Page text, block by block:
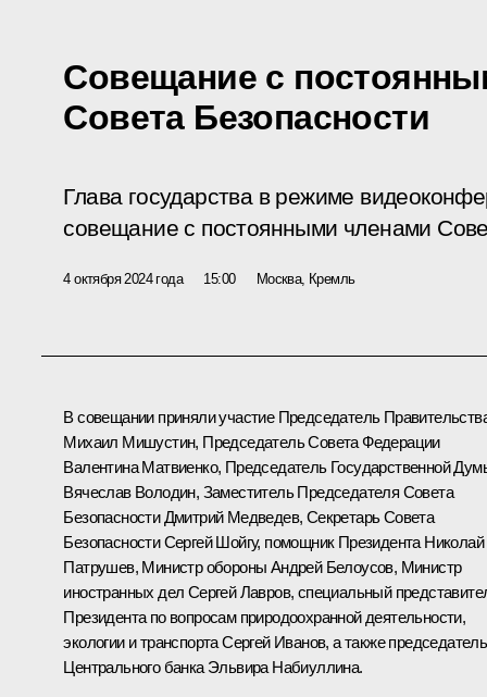
Совещание с
Совета Безопасности
Глава государства в режиме
совещание с постоянными членами
4 октября 2024 года 15:00 Москва, Кремль
В совещании приняли участие Председатель
Михаил Мишустин, Председатель Совета Федерации
Валентина Матвиенко, Председатель Государственной
Вячеслав Володин, Заместитель Председателя Совета
БезопасностиДмитрий Медведев, Секретарь Совета
БезопасностиСергей Шойгу, помощник Президента Николай
Патрушев, Министр обороны Андрей Белоусов, Министр
иностранных дел Сергей Лавров, специальный
Президента по вопросам природоохранной деятельности,
экологии и транспортаСергей Иванов, а также председатель
Центрального банка Эльвира Набиуллина.